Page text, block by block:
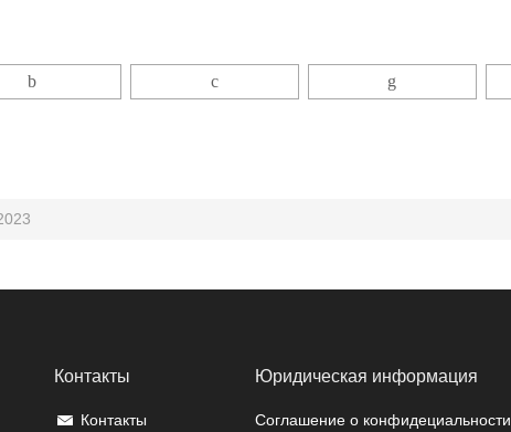
Контакты
Контакты
Юридическая информация
Соглашение о конфидециальности